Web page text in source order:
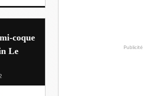
coque
Le
Publicité